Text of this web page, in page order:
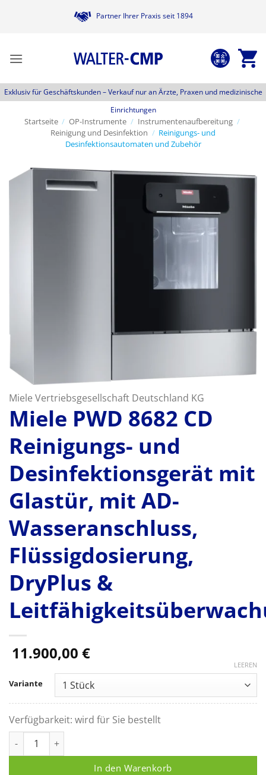
Partner Ihrer Praxis seit 1894
Exklusiv für Geschäftskunden –Verkauf nur an Ärzte, Praxen und medizinische
Einrichtungen
Startseite / OP-Instrumente / Instrumentenaufbereitung /
Reinigung und Desinfektion / Reinigungs- und
Desinfektionsautomaten und Zubehör
Miele Vertriebsgesellschaft Deutschland KG
Miele PWD 8682 CD
Reinigungs- und
Desinfektionsgerät mit
Glastür, mit AD-
Wasseranschluss,
Flüssigdosierung,
DryPlus &
11.900,00 €
Variante
LEEREN
Verfügbarkeit: wird für Sie bestellt
In den Warenkorb